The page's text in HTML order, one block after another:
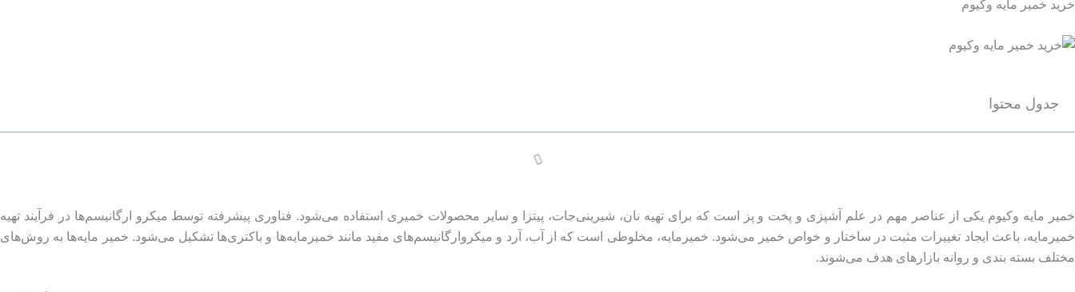
خرید خمیر مایه وکیوم
جدول محتوا
خمیر مایه وکیوم یکی از عناصر مهم در علم آشپزی و پخت و پز است که برای تهیه نان، شیرینی‌جات، پیتزا و سایر محصولات خمیری استفاده می‌شود. فناوری پیشرفته توسط میکرو ارگانیسم‌ها در فرآیند تهیه
خمیرمایه، باعث ایجاد تغییرات مثبت در ساختار و خواص خمیر می‌شود. خمیرمایه، مخلوطی است که از آب، آرد و میکروارگانیسم‌های مفید مانند خمیرمایه‌ها و باکتری‌ها تشکیل می‌شود. خمیر مایه‌ها به روش‌های
مختلف بسته بندی و روانه بازارهای هدف می‌شوند.